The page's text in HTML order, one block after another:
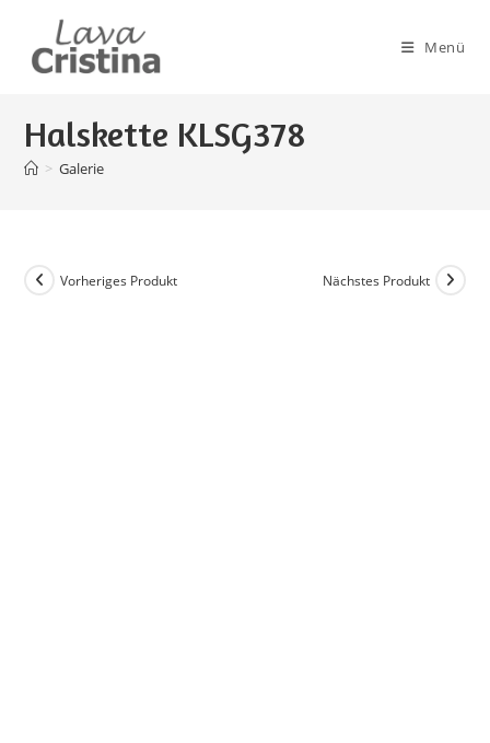
springen
Menü
Halskette KLSG378
> Galerie
Vorheriges Produkt Nächstes Produkt